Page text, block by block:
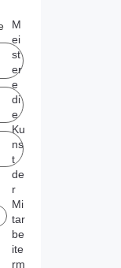
M
ei
st
er
e
di
e
Ku
ns
t
de
r
Mi
tar
be
ite
rm